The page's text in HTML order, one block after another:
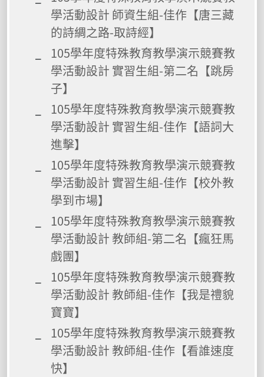
學活動設計 師資生組-佳作【唐三藏
的詩綢之路-取詩經】
105學年度特殊教育教學演示競賽教
學活動設計 實習生組-第二名【跳房
子】
105學年度特殊教育教學演示競賽教
學活動設計 實習生組-佳作【語詞大
進擊】
105學年度特殊教育教學演示競賽教
學活動設計 實習生組-佳作【校外教
學到市場】
105學年度特殊教育教學演示競賽教
學活動設計 教師組-第二名【瘋狂馬
戲團】
105學年度特殊教育教學演示競賽教
學活動設計 教師組-佳作【我是禮貌
寶寶】
105學年度特殊教育教學演示競賽教
學活動設計 教師組-佳作【看誰速度
快】